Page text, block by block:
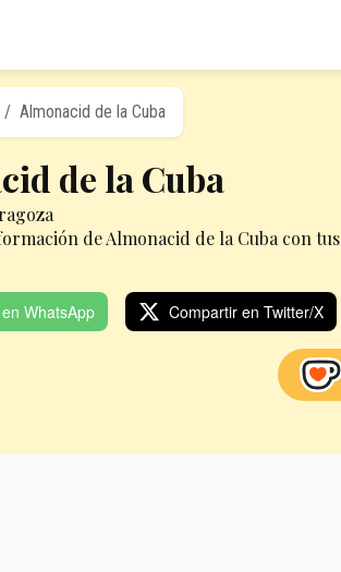
/ Almonacid de la Cuba
de la Cuba
de Almonacid de la Cuba con tus
WhatsApp Compartir en Twitter/X